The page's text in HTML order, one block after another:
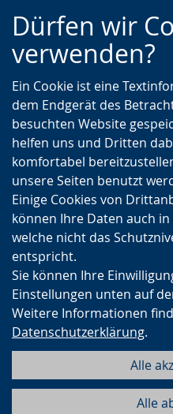
Dürfen wir
verwenden?
Ein Cookie ist eine
dem Endgerät des
besuchten Website
helfen uns und Dritten
komfortabel
unsere Seiten benutzt
Einige Cookies von
können Ihre Daten auch
welche nicht das
entspricht.
Sie können Ihre
Einstellungen unten auf
Weitere Informationen
Datenschutzerklärung.
Alle
Alle